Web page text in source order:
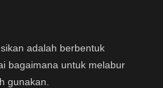
adalah berbentuk
bagaimana untuk melabur
gunakan.